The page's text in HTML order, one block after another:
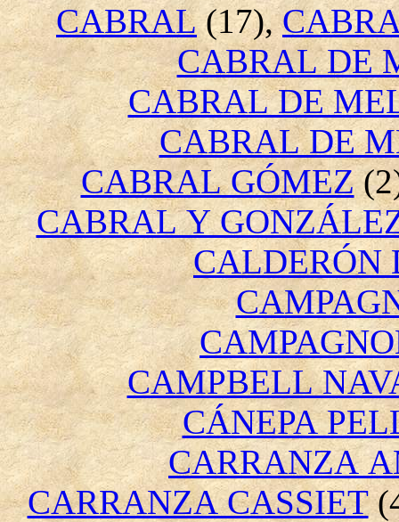
CABRAL(17),
CABRAL DE
CABRAL DE
CABRAL DE
CABRAL GÓMEZ
CABRAL Y
CALDERÓN
CAMPBELL
CÁNEPA
CARRANZA
CARRANZA CASSIET